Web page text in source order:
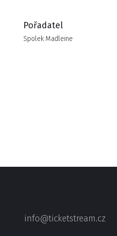
Pořadatel
Spolek Madleine
info@ticketstream.cz